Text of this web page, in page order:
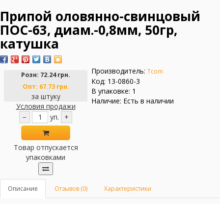
Припой оловянно-свинцовый
ПОС-63, диам.-0,8мм, 50гр,
катушка
Розн: 72.24 грн.
Опт: 67.73 грн.
за штуку
Условия продажи
−
уп. +
Товар отпускается
упаковками
Производитель: Tcom
Код: 13-0860-3
В упаковке: 1
Наличие: Есть в наличии
Описание Отзывов (0) Характеристики